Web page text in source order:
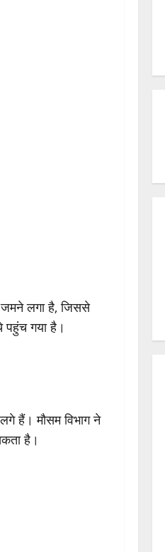
जमने लगा है, जिससे
पहुंच गया है।
हैं। मौसम विभाग ने
है।